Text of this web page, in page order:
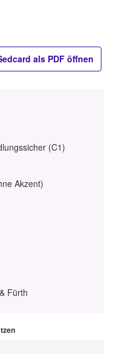
als PDF öffnen
(C1)
Akzent)
Fürth